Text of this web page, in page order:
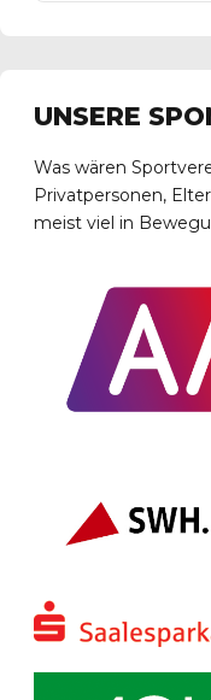
UNSERE
Was wären
Privatpersonen,
meist viel in